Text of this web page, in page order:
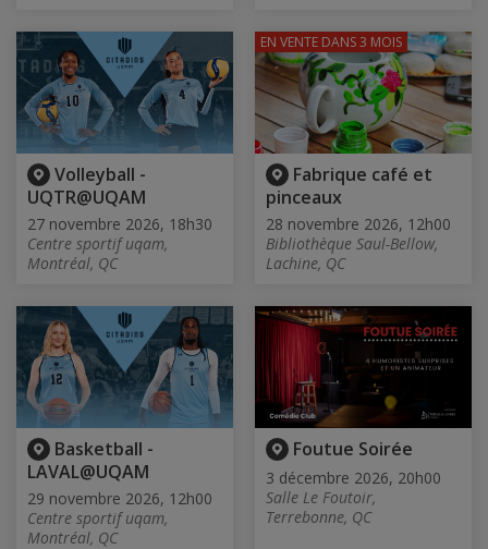
Volleyball -
UQTR@UQAM
27 novembre 2026, 18h30
Centre sportif uqam,
Montréal, QC
Fabrique café et
pinceaux
28 novembre 2026, 12h00
Bibliothèque Saul-Bellow,
Lachine, QC
EN VENTE DANS 3 MOIS
Basketball -
LAVAL@UQAM
29 novembre 2026, 12h00
Centre sportif uqam,
Montréal, QC
Foutue Soirée
3 décembre 2026, 20h00
Salle Le Foutoir,
Terrebonne, QC